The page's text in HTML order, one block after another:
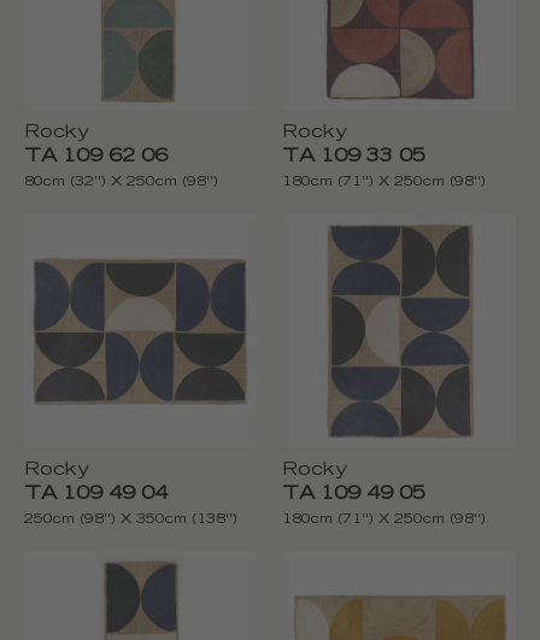
Rocky
TA 109 62 06
80cm (32'') X 250cm (98'')
Rocky
TA 109 33 05
180cm (71'') X 250cm (98'')
Rocky
TA 109 49 04
250cm (98'') X 350cm (138'')
Rocky
TA 109 49 05
180cm (71'') X 250cm (98'')